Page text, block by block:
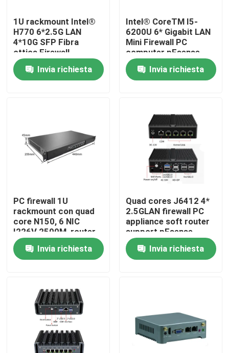
Casa
Fatory Tour
Contattaci
Richiedere un preventivo
PC industriale del pannello
PC irregolare della compressa
1U rackmount Intel®
H770 6*2.5G LAN
4*10G SFP Fibra
ottica Firewall
Appliance
Invia richiesta
Intel® CoreTM I5-
6200U 6* Gigabit LAN
Mini Firewall PC
computer pFsense
Invia richiesta
PC firewall 1U
rackmount con quad
core N150, 6 NIC
I226V 2500M, router
software, supporto
pFsenseInvia richiesta
Quad cores J6412 4*
2.5GLAN firewall PC
appliance soft router
support pFsense
Invia richiesta